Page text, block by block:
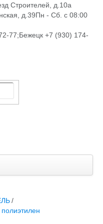
Строителей, д.10а
д.39Пн - Сб. с 08:00
77;Бежецк +7 (930) 174-
/